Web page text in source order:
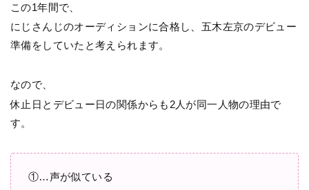
この1年間で、
にじさんじのオーディションに合格し、五木左京のデビュー
準備をしていたと考えられます。
なので、
休止日とデビュー日の関係からも2人が同一人物の理由で
す。
①…声が似ている